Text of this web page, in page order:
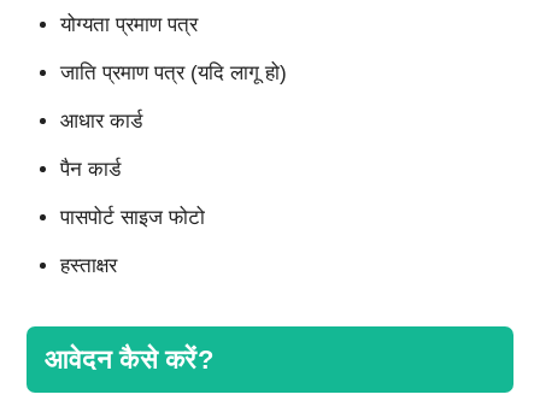
योग्यता प्रमाण पत्र
जाति प्रमाण पत्र (यदि लागू हो)
आधार कार्ड
पैन कार्ड
पासपोर्ट साइज फोटो
हस्ताक्षर
आवेदन कैसे करें?